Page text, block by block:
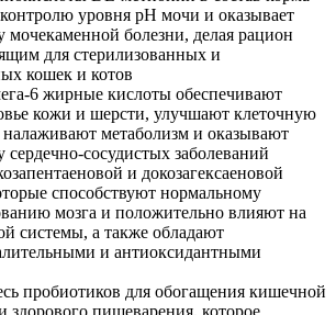
контролю уровня pH мочи и оказывает
мочекаменной болезни, делая рацион
для стерилизованных и
кошек и котов
6 жирные кислоты обеспечивают
кожи и шерсти, улучшают клеточную
налаживают метаболизм и оказывают
сердечно-сосудистых заболеваний
и докозагексаеновой
способствуют нормальному
мозга и положительно влияют на
системы, а также обладают
и антиоксидантными
пробиотиков для обогащения кишечной
пищеварения, которое